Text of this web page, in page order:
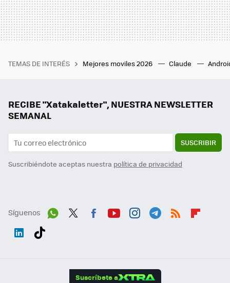
TEMAS DE INTERÉS Mejores moviles 2026 Claude
RECIBE "Xatakaletter", NUESTRA NEWSLETTER
SEMANAL
SUSCRIBIR
Suscribiéndote aceptas nuestra política de privacidad
Síguenos
Suscríbete a